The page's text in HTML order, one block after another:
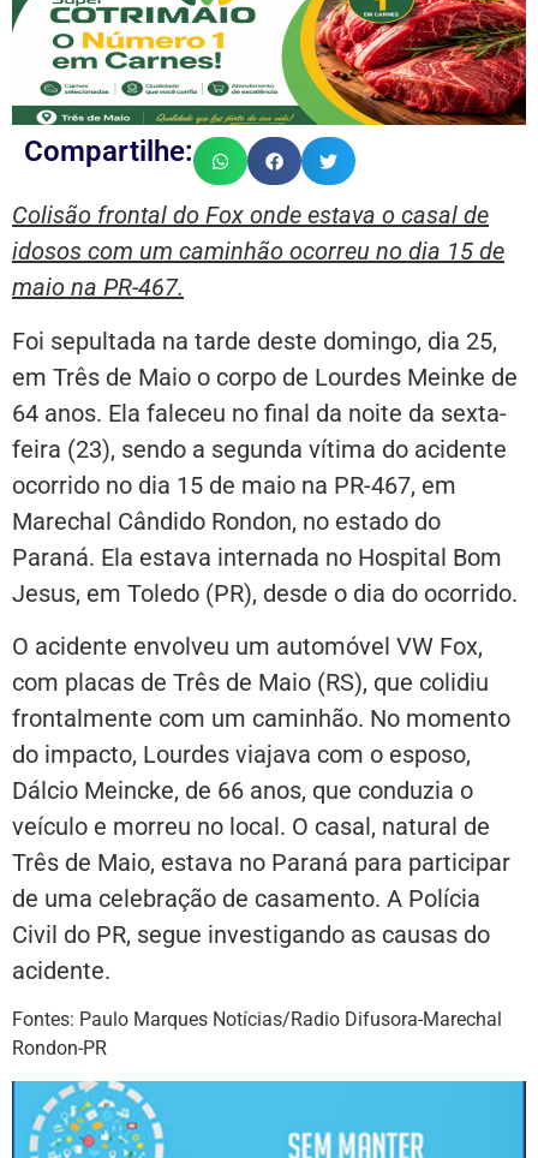
Compartilhe:
Colisão frontal do Fox onde estava o casal de
idosos com um caminhão ocorreu no dia 15 de
maio na PR-467.
Foi sepultada na tarde deste domingo, dia 25,
em Três de Maio o corpo de Lourdes Meinke de
64 anos. Ela faleceu no final da noite da sexta-
feira (23), sendo a segunda vítima do acidente
ocorrido no dia 15 de maio na PR-467, em
Marechal Cândido Rondon, no estado do
Paraná. Ela estava internada no Hospital Bom
Jesus, em Toledo (PR), desde o dia do ocorrido.
O acidente envolveu um automóvel VW Fox,
com placas de Três de Maio (RS), que colidiu
frontalmente com um caminhão. No momento
do impacto, Lourdes viajava com o esposo,
Dálcio Meincke, de 66 anos, que conduzia o
veículo e morreu no local. O casal, natural de
Três de Maio, estava no Paraná para participar
de uma celebração de casamento. A Polícia
Civil do PR, segue investigando as causas do
acidente.
Fontes: Paulo Marques Notícias/Radio Difusora-Marechal
Rondon-PR